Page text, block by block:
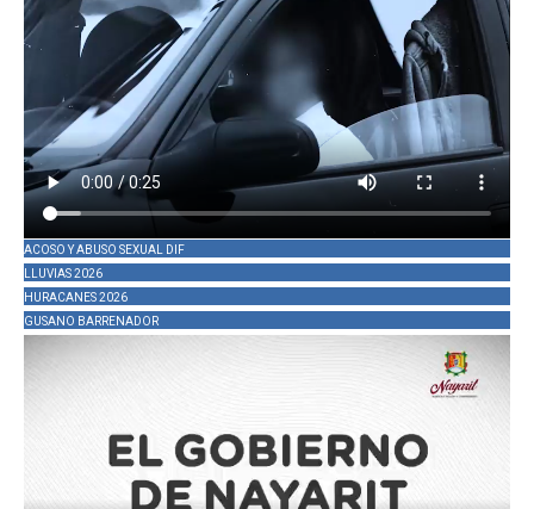
ACOSO Y ABUSO SEXUAL DIF
LLUVIAS 2026
HURACANES 2026
GUSANO BARRENADOR